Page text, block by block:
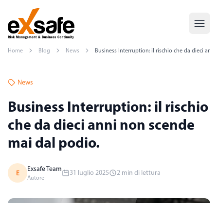
Home Blog News Business Interruption: il rischio che da dieci
News
Business Interruption: il rischio
che da dieci anni non scende
mai dal podio.
E Exsafe Team
Autore
31 luglio 2025 2 min di lettura